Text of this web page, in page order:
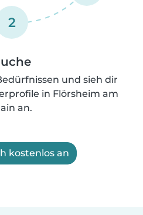
2
und sieh dir
in Flörsheim am
an.
kostenlos an